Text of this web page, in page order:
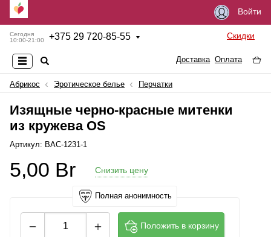
Войти
Сегодня
10:00-21:00
+375 29 720-85-55 Скидки
Доставка Оплата
Абрикос Эротическое белье Перчатки
Изящные черно-красные митенки
из кружева OS
Артикул: BAC-1231-1
5,00 Br Снизить цену
Полная анонимность
Положить в корзину